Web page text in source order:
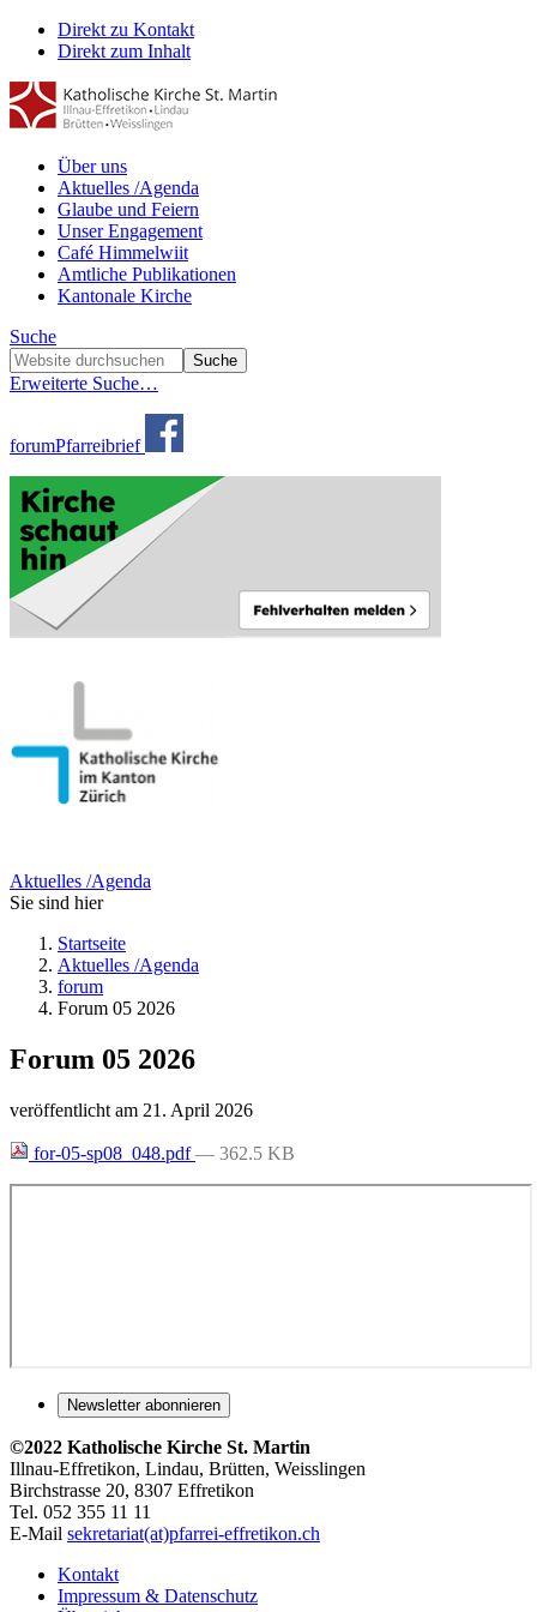
Direkt zu Kontakt
Direkt zum Inhalt
Über uns
Aktuelles /Agenda
Glaube und Feiern
Unser Engagement
Café Himmelwiit
Amtliche Publikationen
Kantonale Kirche
Suche
Erweiterte Suche…
forumPfarreibrief
Aktuelles /Agenda
Sie sind hier
Startseite
Aktuelles /Agenda
forum
Forum 05 2026
Forum 05 2026
veröffentlicht am 21. April 2026
for-05-sp08_048.pdf— 362.5 KB
Newsletter abonnieren
©2022 Katholische Kirche St. Martin
Illnau-Effretikon, Lindau, Brütten, Weisslingen
Birchstrasse 20, 8307 Effretikon
Tel. 052 355 11 11
E-Mail sekretariat(at)pfarrei-effretikon.ch
Kontakt
Impressum & Datenschutz